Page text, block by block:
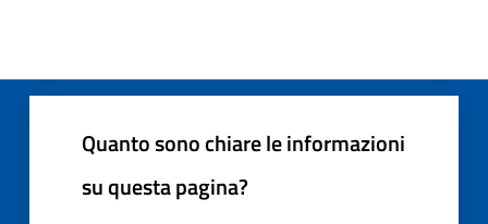
Quanto sono chiare le informazioni
su questa pagina?